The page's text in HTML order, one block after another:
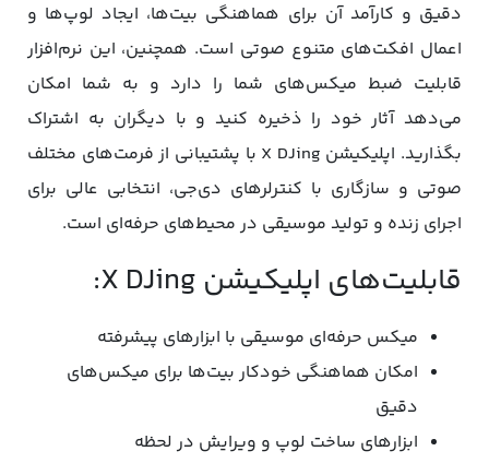
دقیق و کارآمد آن برای هماهنگی بیت‌ها، ایجاد لوپ‌ها و
اعمال افکت‌های متنوع صوتی است. همچنین، این نرم‌افزار
قابلیت ضبط میکس‌های شما را دارد و به شما امکان
می‌دهد آثار خود را ذخیره کنید و با دیگران به اشتراک
بگذارید. اپلیکیشن X DJing با پشتیبانی از فرمت‌های مختلف
صوتی و سازگاری با کنترلرهای دی‌جی، انتخابی عالی برای
اجرای زنده و تولید موسیقی در محیط‌های حرفه‌ای است.
قابلیت‌های اپلیکیشن X DJing:
میکس حرفه‌ای موسیقی با ابزارهای پیشرفته
امکان هماهنگی خودکار بیت‌ها برای میکس‌های
دقیق
ابزارهای ساخت لوپ و ویرایش در لحظه